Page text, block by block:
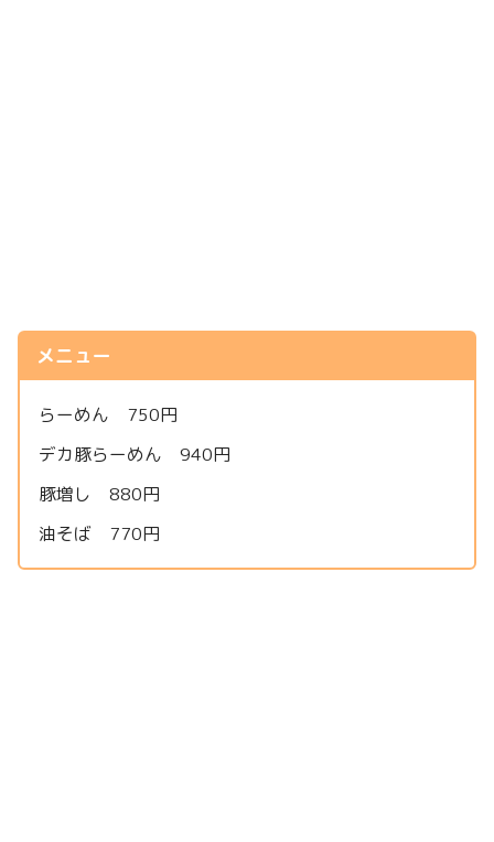
メニュー
らーめん 750円
デカ豚らーめん 940円
豚増し 880円
油そば 770円